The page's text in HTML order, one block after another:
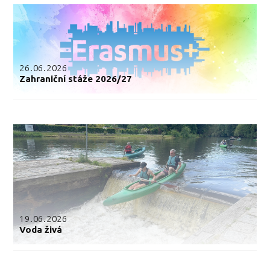
26.06.2026
Zahraniční stáže 2026/27
19.06.2026
Voda živá